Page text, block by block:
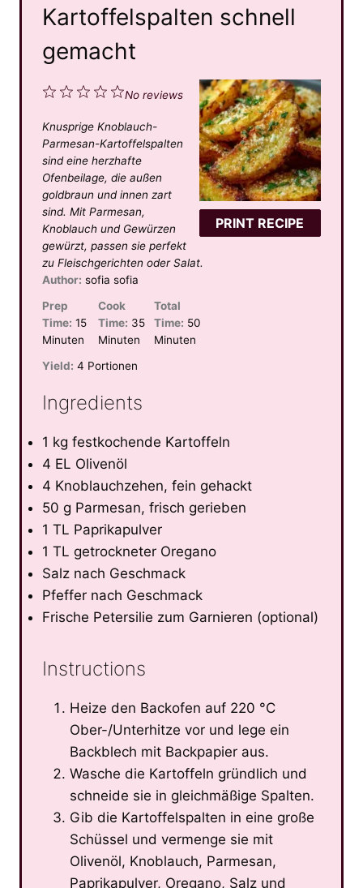
Kartoffelspalten schnell
gemacht
PRINT RECIPE
5
t
a
r
s
4
t
a
r
s
3
t
a
r
s
2
t
a
r
s
1
t
a
r
No reviews
Knusprige Knoblauch-
Parmesan-Kartoffelspalten
sind eine herzhafte
Ofenbeilage, die außen
goldbraun und innen zart
sind. Mit Parmesan,
Knoblauch und Gewürzen
gewürzt, passen sie perfekt
zu Fleischgerichten oder Salat.
Author: sofia sofia
Prep
Time: 15
Minuten
Cook
Time: 35
Minuten
Total
Time: 50
Minuten
Yield: 4 Portionen
Ingredients
1 kg festkochende Kartoffeln
4 EL Olivenöl
4 Knoblauchzehen, fein gehackt
50 g Parmesan, frisch gerieben
1 TL Paprikapulver
1 TL getrockneter Oregano
Salz nach Geschmack
Pfeffer nach Geschmack
Frische Petersilie zum Garnieren (optional)
Instructions
Heize den Backofen auf 220 °C
Ober-/Unterhitze vor und lege ein
Backblech mit Backpapier aus.
Wasche die Kartoffeln gründlich und
schneide sie in gleichmäßige Spalten.
Gib die Kartoffelspalten in eine große
Schüssel und vermenge sie mit
Olivenöl, Knoblauch, Parmesan,
Paprikapulver, Oregano, Salz und